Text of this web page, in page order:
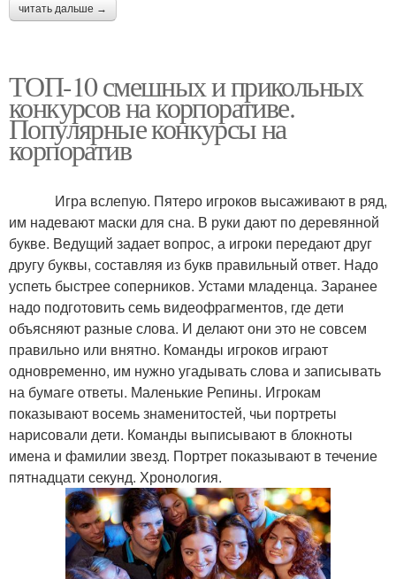
читать дальше →
ТОП-10 смешных и прикольных
конкурсов на корпоративе.
Популярные конкурсы на
корпоратив
Игра вслепую. Пятеро игроков высаживают в ряд,
им надевают маски для сна. В руки дают по деревянной
букве. Ведущий задает вопрос, а игроки передают друг
другу буквы, составляя из букв правильный ответ. Надо
успеть быстрее соперников. Устами младенца. Заранее
надо подготовить семь видеофрагментов, где дети
объясняют разные слова. И делают они это не совсем
правильно или внятно. Команды игроков играют
одновременно, им нужно угадывать слова и записывать
на бумаге ответы. Маленькие Репины. Игрокам
показывают восемь знаменитостей, чьи портреты
нарисовали дети. Команды выписывают в блокноты
имена и фамилии звезд. Портрет показывают в течение
пятнадцати секунд. Хронология.